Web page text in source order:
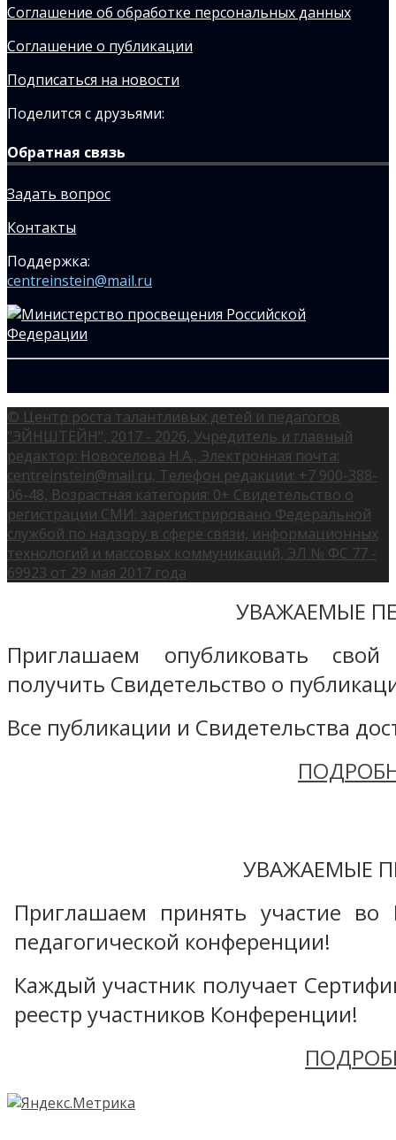
Соглашение об обработке персональных данных
Соглашение о публикации
Подписаться на новости
Поделится с друзьями:
Обратная связь
Задать вопрос
Контакты
Поддержка:
centreinstein@mail.ru
© Центр роста талантливых детей и педагогов
"ЭЙНШТЕЙН", 2017 - 2026, Учредитель и главный
редактор: Новоселова Н.А., Электронная почта:
centreinstein@mail.ru, Телефон редакции: +7 900-388-
06-48, Возрастная категория: 0+ Свидетельство о
регистрации СМИ: зарегистрировано Федеральной
службой по надзору в сфере связи, информационных
технологий и массовых коммуникаций, ЭЛ № ФС 77 -
69923 от 29 мая 2017 года
УВАЖАЕМЫЕ
Приглашаем опубликовать
получить Свидетельство о
Все публикации и Свидетельства
УВАЖАЕМЫЕ
Приглашаем принять участие во
педагогической конференции!
Каждый участник получает
реестр участников Конференции!